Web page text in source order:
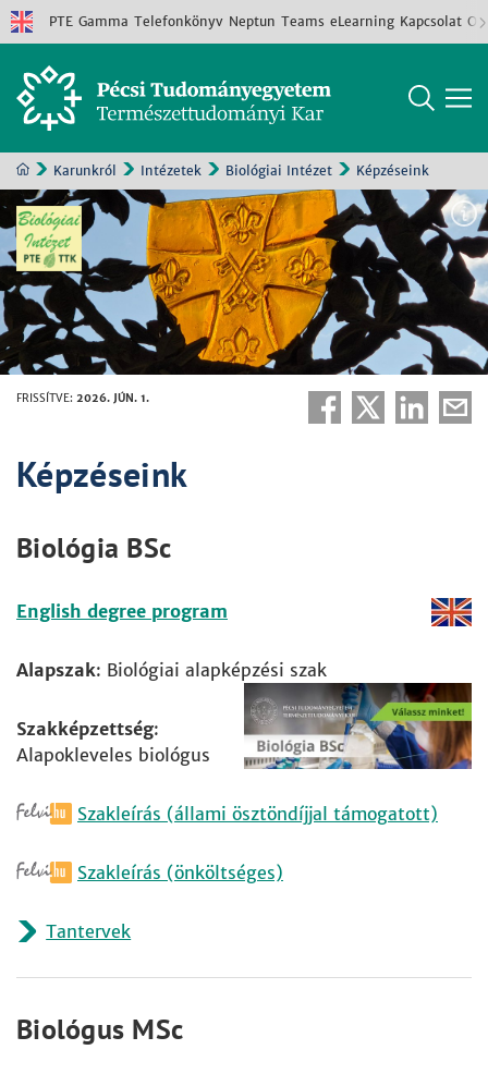
PTE Gamma Telefonkönyv Neptun Teams eLearning Kapcsolat
Karunkról Intézetek Biológiai Intézet Képzéseink
FRISSÍTVE: 2026. JÚN. 1.
Képzéseink
Biológia BSc
English degree program
Alapszak: Biológiai alapképzési szak
Szakképzettség:
Alapokleveles biológus
Szakleírás (állami ösztöndíjjal támogatott)
Szakleírás (önköltséges)
Tantervek
Biológus MSc